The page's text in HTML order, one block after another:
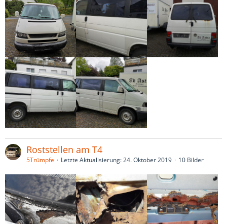
Roststellen am T4
5Trümpfe Letzte Aktualisierung:24. Oktober 2019 10 Bilder